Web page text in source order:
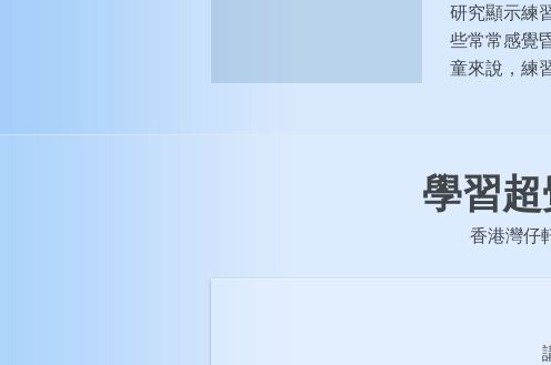
研究顯示練
些常常感覺
童來說，練
學習
香港灣仔